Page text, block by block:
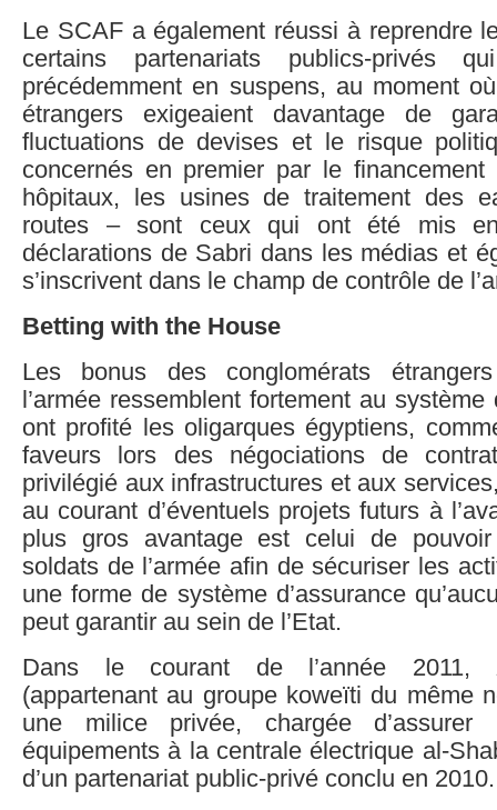
Le SCAF a également réussi à reprendre
certains partenariats publics-privés
précédemment en suspens, au moment
étrangers exigeaient davantage de
fluctuations de devises et le risque
concernés en premier par le
hôpitaux, les usines de traitement des
routes – sont ceux qui ont été mis
déclarations de Sabri dans les médias et
s’inscrivent dans le champ de contrôle de
Betting with the House
Les bonus des conglomérats
l’armée ressemblent fortement au
ont profité les oligarques égyptiens,
faveurs lors des négociations de
privilégié aux infrastructures et aux
au courant d’éventuels projets futurs à
plus gros avantage est celui de
soldats de l’armée afin de sécuriser les
une forme de système d’assurance
peut garantir au sein de l’Etat.
Dans le courant de l’année 2011,
(appartenant au groupe koweïti du même
une milice privée, chargée
équipements à la centrale électrique al-
d’un partenariat public-privé conclu en 2010.